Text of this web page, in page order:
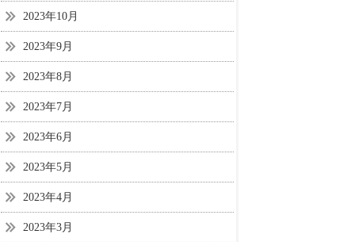
2023年10月
2023年9月
2023年8月
2023年7月
2023年6月
2023年5月
2023年4月
2023年3月